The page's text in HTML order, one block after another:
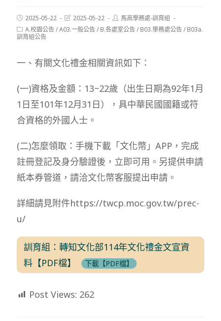
Post
published:
2025-05-22
Post
modified:
2025-05-22
Post
author:
馬高學務處-訓育組
Post
category:
A.校園公告/A03.一般公告/ B.各處室公告/ B03.學務處公告/ B03a.
訓育組公告
一、有關文化禮金相關資訊如下：
(一)資格及金額：13~22歲（出生日期為92年1月
1日至101年12月31日），具中華民國國籍或符
合資格的外國人士。
(二)怎麼領取：手機下載「文化幣」APP，完成
註冊登記及身分驗證後，立即可用。另提供申請
紙本券管道，請洽文化幣客服提出申請。
詳細請見附件https://twcp.moc.gov.tw/prec-
u/
訓育組：轉知文化部114年文化禮金文宣資
料【PDF檔】
下載【PDF檔】
Post Views: 262